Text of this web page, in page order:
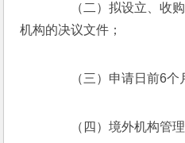
（二）拟设立、收购
机构的决议文件；
（三）申请日前6个
（四）境外机构管理